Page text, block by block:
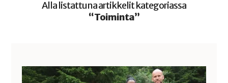
Alla listattuna artikkelit kategoriassa
“Toiminta”